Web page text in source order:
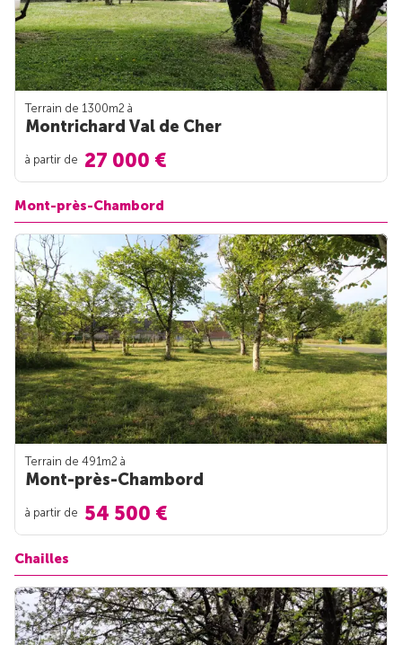
Terrain de 1300m2 à
Montrichard Val de Cher
à partir de 27 000 €
Mont-près-Chambord
Terrain de 491m2 à
Mont-près-Chambord
à partir de 54 500 €
Chailles